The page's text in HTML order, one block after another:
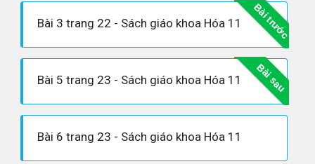
Bài trước
Bài 3 trang 22 - Sách giáo khoa Hóa 11
Bài sau
Bài 5 trang 23 - Sách giáo khoa Hóa 11
Bài 6 trang 23 - Sách giáo khoa Hóa 11